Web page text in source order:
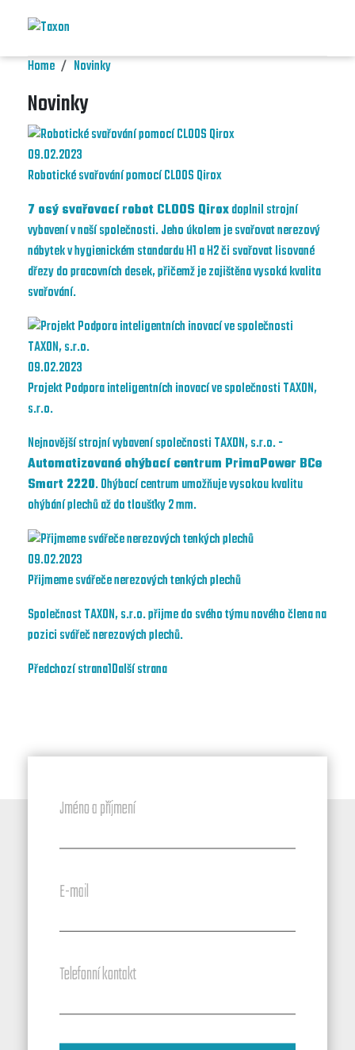
Home Novinky
Novinky
09.02.2023
Robotické svařování pomocí CLOOS Qirox
7 osý svařovací robot CLOOS Qiroxdoplnil strojní
vybavení v naší společnosti. Jeho úkolem je svařovat nerezový
nábytek v hygienickém standardu H1 a H2 či svařovat lisované
dřezy do pracovních desek, přičemž je zajištěna vysoká kvalita
svařování.
09.02.2023
Projekt Podpora inteligentních inovací ve společnosti TAXON,
s.r.o.
Nejnovější strojní vybavení společnosti TAXON, s.r.o. -
Automatizované ohýbací centrum PrimaPower BCe
Smart 2220. Ohýbací centrum umožňuje vysokou kvalitu
ohýbání plechů až do tloušťky 2 mm.
09.02.2023
Přijmeme svářeče nerezových tenkých plechů
Společnost TAXON, s.r.o. přijme do svého týmu nového člena na
pozici svářeč nerezových plechů.
Předchozí strana1Další strana
Jméno a příjmení
E-mail
Telefonní kontakt